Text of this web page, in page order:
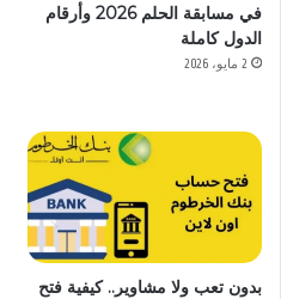
في مسابقة الحلم 2026 وأرقام
الدول كاملة
2 مايو، 2026
بدون تعب ولا مشاوير.. كيفية فتح